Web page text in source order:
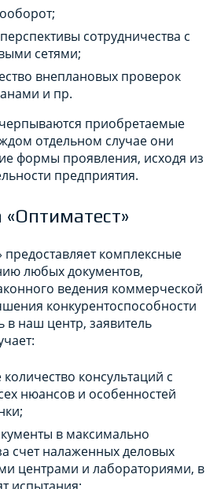
сотрудничества с
сетями;
внеплановых проверок
и пр.
приобретаемые
отдельном случае они
формы проявления, исходя из
предприятия.
«Оптиматест»
предоставляет комплексные
любых документов,
ведения коммерческой
конкурентоспособности
наш центр, заявитель
консультаций с
нюансов и особенностей
в максимально
счет налаженных деловых
центрами и лабораториями, в